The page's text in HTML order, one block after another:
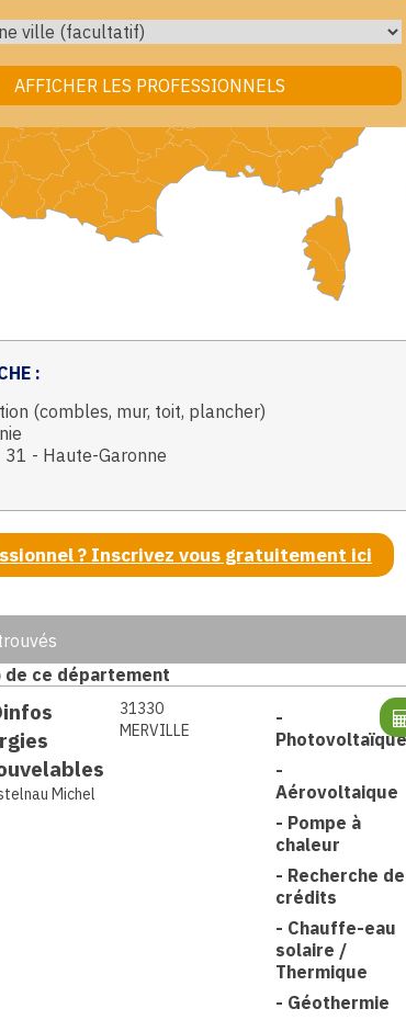
:
(combles, mur, toit, plancher)
31 - Haute-Garonne
? Inscrivez vous gratuitement ici
ce département
Michel
31330
MERVILLE
-
Photovoltaïque
-
Aérovoltaique
- Pompe à
chaleur
- Recherche de
crédits
- Chauffe-eau
solaire /
Thermique
- Géothermie